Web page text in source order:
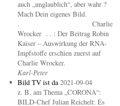
auch „unglaublich“, aber wahr ?
Mach Dein eigenes Bild.
. Charlie
Wrocker . . : Der Beitrag Robin
Kaiser – Auswirkung der RNA-
Impfstoffe erschien zuerst auf
Charlie Wrocker.
Karl-Peter
Bild TV ist da 2021-09-04
z. B. am Thema „CORONA“:
BILD-Chef Julian Reichelt: Es